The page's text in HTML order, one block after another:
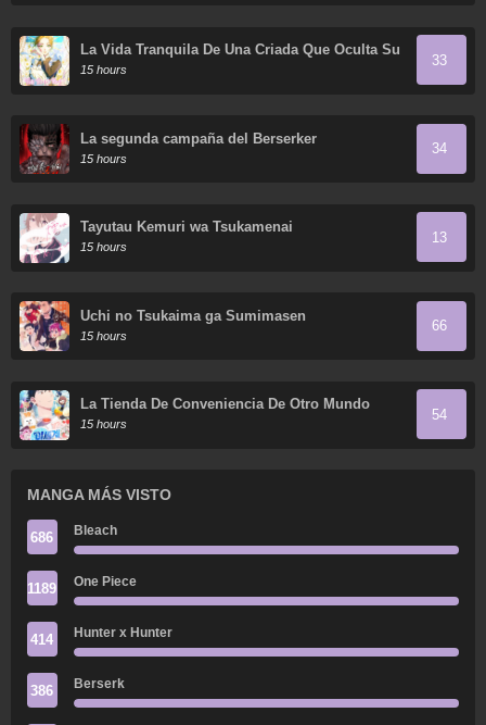
La Vida Tranquila De Una Criada Que Oculta Su
Poder Y Lo Disfruta
15 hours
33
La segunda campaña del Berserker
15 hours
34
Tayutau Kemuri wa Tsukamenai
15 hours
13
Uchi no Tsukaima ga Sumimasen
15 hours
66
La Tienda De Conveniencia De Otro Mundo
15 hours
54
MANGA MÁS VISTO
686 Bleach
1189 One Piece
414 Hunter x Hunter
386 Berserk